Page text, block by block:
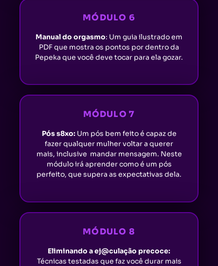
MÓDULO 6
Manual do orgasmo: Um guia ilustrado em
PDF que mostra os pontos por dentro da
Pepeka que você deve tocar para ela gozar.
MÓDULO 7
Pós s8xo: Um pós bem feito é capaz de
fazer qualquer mulher voltar a querer
mais, inclusive mandar mensagem. Neste
módulo irá aprender como é um pós
perfeito, que supera as expectativas dela.
MÓDULO 8
Eliminando a ej@culação precoce:
Técnicas testadas que faz você durar mais